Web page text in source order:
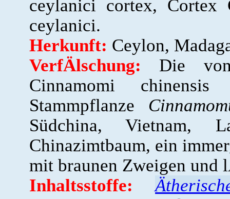
ceylanici cortex, Cortex
ceylanici.
Herkunft: Ceylon,
VerfÄlschung: Die
Cinnamomi
Stammpflanze
Südchina, Vietnam,
Chinazimtbaum, ein
mit braunen Zweigen
Inhaltsstoffe: